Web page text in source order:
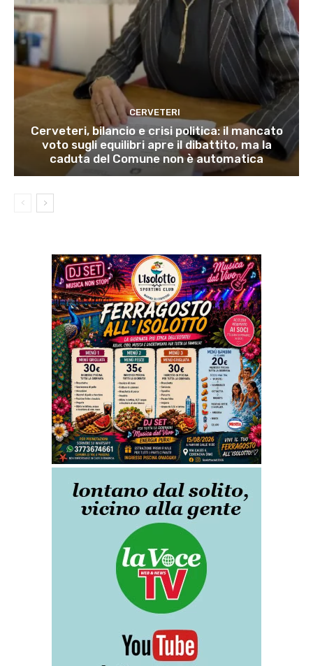
CERVETERI
Cerveteri, bilancio e crisi politica: il mancato
voto sugli equilibri apre il dibattito, ma la
caduta del Comune non è automatica